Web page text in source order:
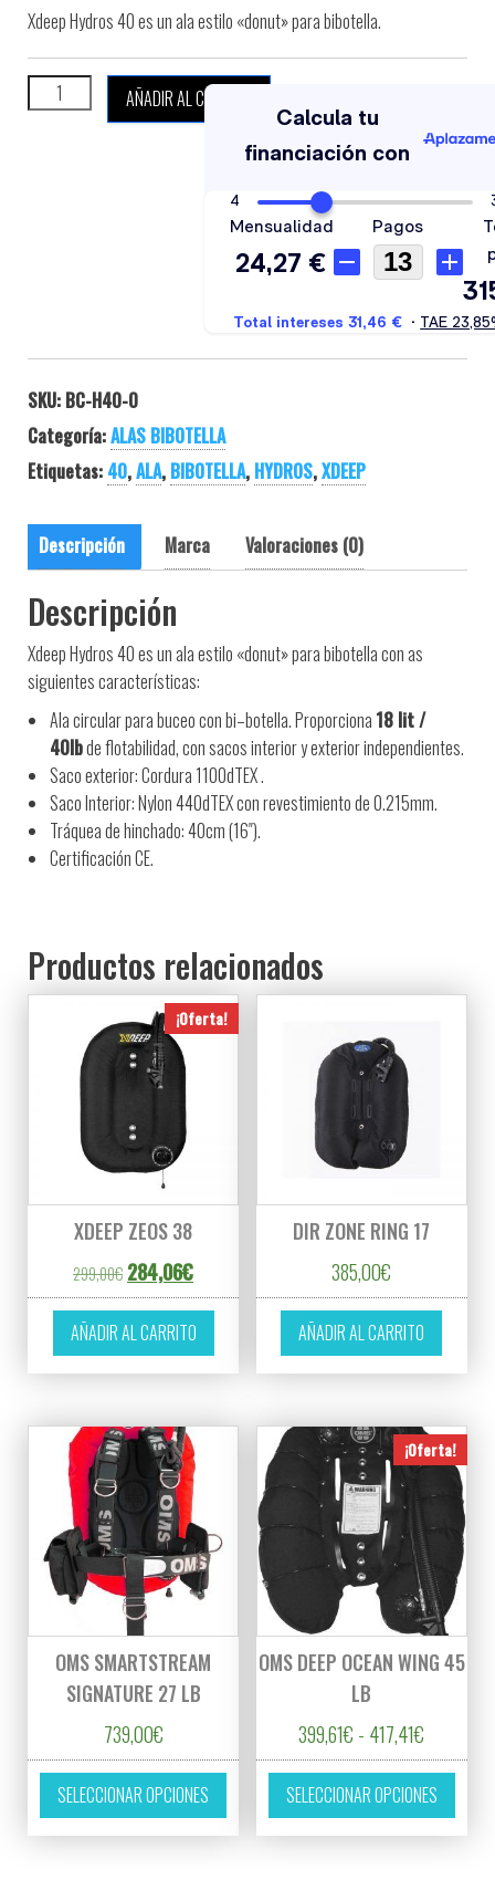
Xdeep Hydros 40 es un ala estilo «donut» para bibotella.
XDEEP HYDROS 40 cantidad
AÑADIR AL CARRITO
SKU: BC-H40-0
Categoría:ALAS BIBOTELLA
Etiquetas: 40,ALA, BIBOTELLA, HYDROS,XDEEP
Descripción Marca Valoraciones (0)
Descripción
Xdeep Hydros 40 es un ala estilo «donut» para bibotella con as
siguientes características:
Alacircular parabuceocon bi–botella.Proporciona 18 lit /
40lbde flotabilidad,consacosinterior y exteriorindependientes.
Sacoexterior: Cordura 1100dTEX .
SacoInterior: Nylon 440dTEX con revestimiento de 0.215mm.
Tráquea de hinchado: 40cm (16″).
Certificación CE.
Productos relacionados
¡Oferta!
XDEEP ZEOS 38
299,00€ El precio original era: 299,00€.
284,06€El precio actual es: 284,06€.
AÑADIR AL CARRITO
DIR ZONE RING 17
385,00€
AÑADIR AL CARRITO
OMS SMARTSTREAM
SIGNATURE 27 LB
739,00€
SELECCIONAR OPCIONES
Este producto tiene múltiples variantes.
¡Oferta!
OMS DEEP OCEAN WING 45
LB
399,61€ - 417,41€
SELECCIONAR OPCIONES
Este